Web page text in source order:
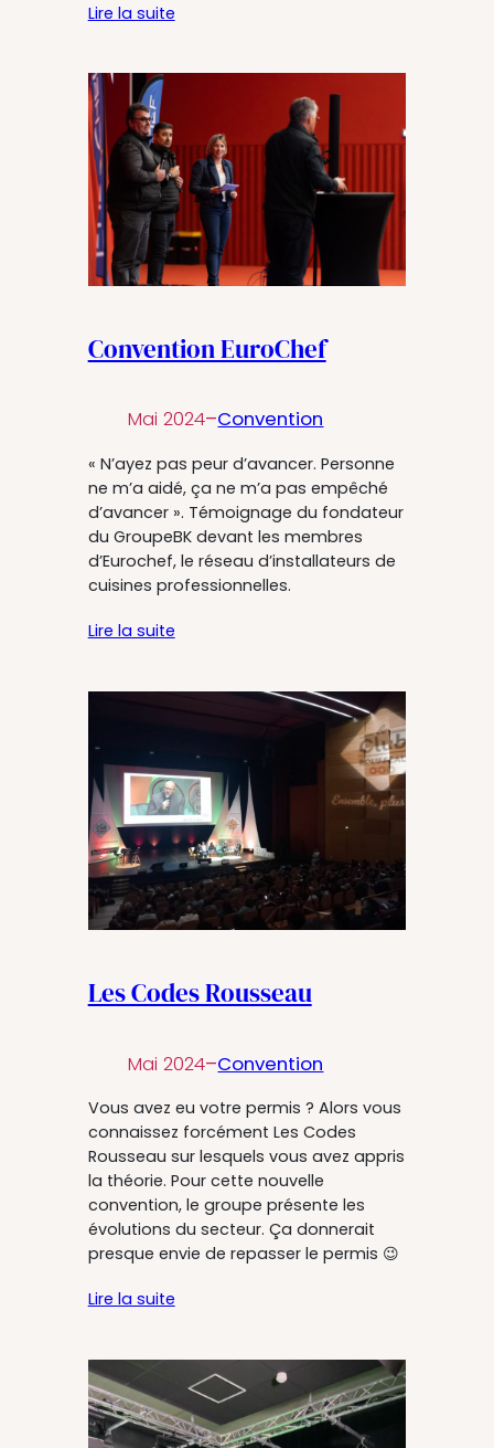
Lire la suite
Convention EuroChef
Mai 2024–Convention
« N’ayez pas peur d’avancer. Personne
ne m’a aidé, ça ne m’a pas empêché
d’avancer ». Témoignage du fondateur
du GroupeBK devant les membres
d’Eurochef, le réseau d’installateurs de
cuisines professionnelles.
Lire la suite
Les Codes Rousseau
Mai 2024–Convention
Vous avez eu votre permis ? Alors vous
connaissez forcément Les Codes
Rousseau sur lesquels vous avez appris
la théorie. Pour cette nouvelle
convention, le groupe présente les
évolutions du secteur. Ça donnerait
presque envie de repasser le permis 😉
Lire la suite